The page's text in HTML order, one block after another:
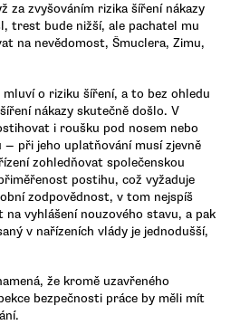
za zvyšováním rizika šíření nákazy
trest bude nižší, ale pachatel mu
na nevědomost, Šmuclera, Zimu,
mluví o riziku šíření, a to bez ohledu
nákazy skutečně došlo. V
i roušku pod nosem nebo
při jeho uplatňování musí zjevně
zohledňovat společenskou
postihu, což vyžaduje
zodpovědnost, v tom nejspíš
na vyhlášení nouzového stavu, a pak
v nařízeních vlády je jednodušší,
že kromě uzavřeného
bezpečnosti práce by měli mít